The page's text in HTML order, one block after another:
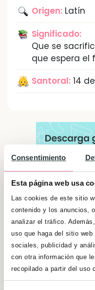
Consentimiento
Esta página web usa
Las cookies de este sitio
contenido y los anuncios,
analizar el tráfico.
uso que haga del sitio
sociales, publicidad y
con otra información que
recopilado a partir del uso
Origen: Latín
Significado:
Que se
que espera el
Santoral: 14
Significado de
Que se sacrifica